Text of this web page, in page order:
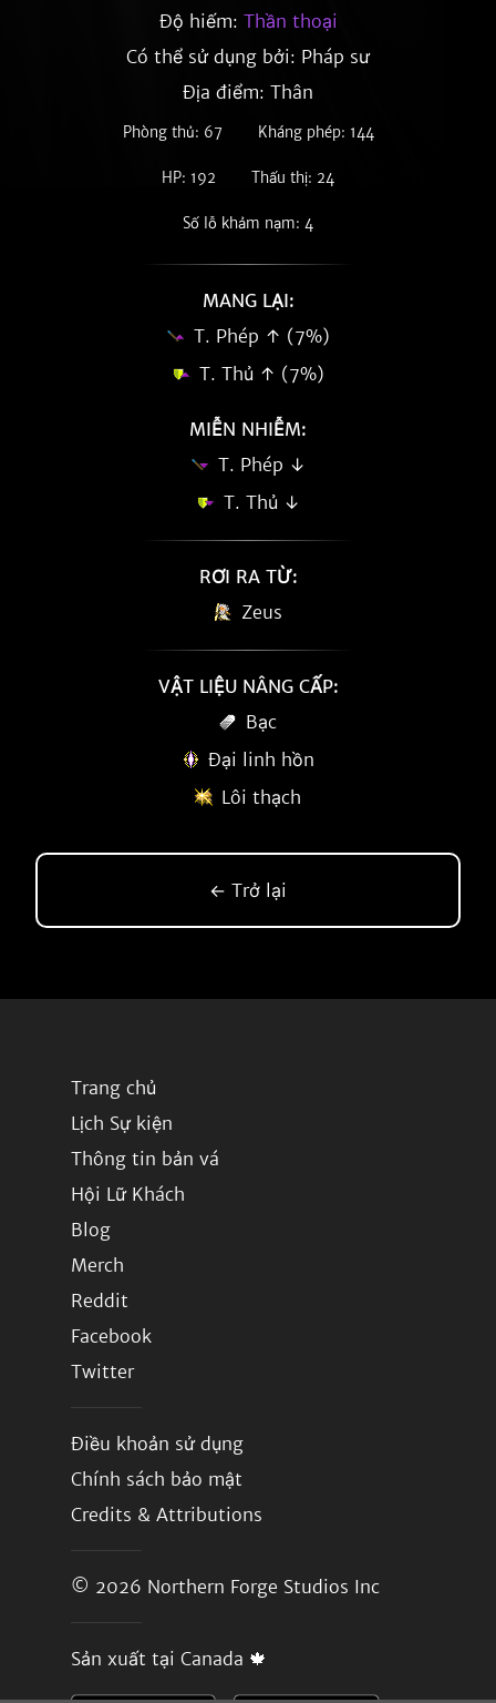
Độ hiếm: Thần thoại
Có thể sử dụng bởi: Pháp sư
Địa điểm: Thân
Phòng thủ: 67 Kháng phép: 144
HP: 192 Thấu thị: 24
Số lỗ khảm nạm: 4
MANG LẠI:
T. Phép ↑ (7%)
T. Thủ ↑ (7%)
MIỄN NHIỄM:
T. Phép ↓
T. Thủ ↓
RƠI RA TỪ:
Zeus
VẬT LIỆU NÂNG CẤP:
Bạc
Đại linh hồn
Lôi thạch
← Trở lại
Trang chủ
Lịch Sự kiện
Thông tin bản vá
Hội Lữ Khách
Blog
Merch
Reddit
Facebook
Twitter
Điều khoản sử dụng
Chính sách bảo mật
Credits & Attributions
© 2026 Northern Forge Studios Inc
Sản xuất tại Canada 🍁